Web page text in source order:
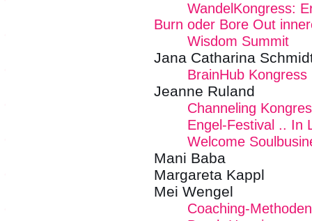
WandelKongress:
Burn oder Bore Out
Wisdom Summit
Jana Catharina
BrainHub
Jeanne Ruland
Channeling
Engel-Festival .. In
Welcome
Mani Baba
Margareta Kappl
Mei Wengel
Coaching-